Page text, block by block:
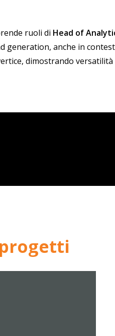
ruoli di Head of
generation, anche in
dimostrando
progetti